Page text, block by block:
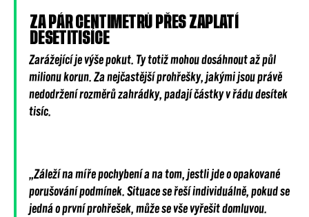
ZA PÁR CENTIMETRŮ PŘES ZAPLATÍ
DESETITISÍCE
Zarážející je výše pokut. Ty totiž mohou dosáhnout až půl
milionu korun. Za nejčastější prohřešky, jakými jsou právě
nedodržení rozměrů zahrádky, padají částky v řádu desítek
tisíc.
„Záleží na míře pochybení a na tom, jestli jde o opakované
porušování podmínek. Situace se řeší individuálně, pokud se
jedná o první prohřešek, může se vše vyřešit domluvou.